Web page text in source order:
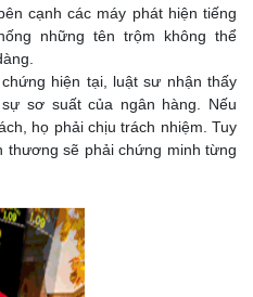
cạnh các máy phát hiện tiếng
những tên trộm không thể
hiện tại, luật sư nhận thấy
sơ suất của ngân hàng. Nếu
họ phải chịu trách nhiệm. Tuy
thương sẽ phải chứng minh từng